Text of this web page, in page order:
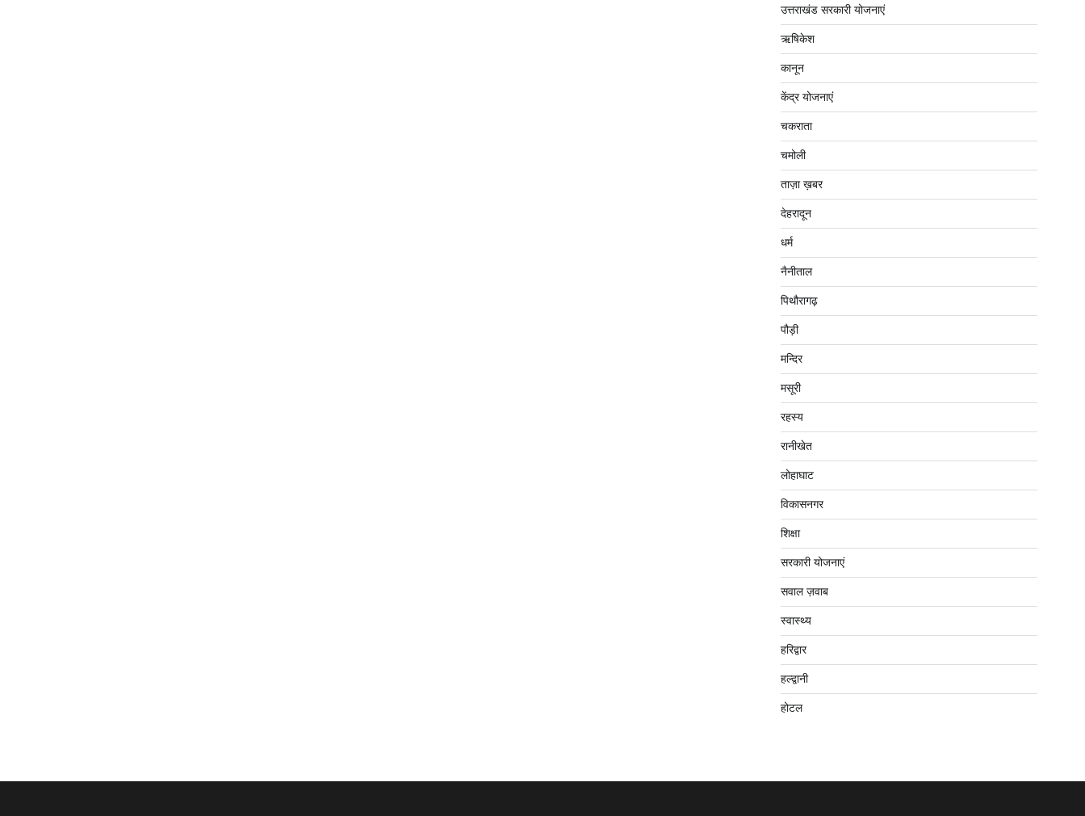
उत्तराखंड सरकारी योजनाएं
ऋषिकेश
कानून
केंद्र योजनाएं
चकराता
चमोली
ताज़ा ख़बर
देहरादून
धर्म
नैनीताल
पिथौरागढ़
पौड़ी
मन्दिर
मसूरी
रहस्य
रानीखेत
लोहाघाट
विकासनगर
शिक्षा
सरकारी योजनाएं
सवाल ज़वाब
स्वास्थ्य
हरिद्वार
हल्द्वानी
होटल